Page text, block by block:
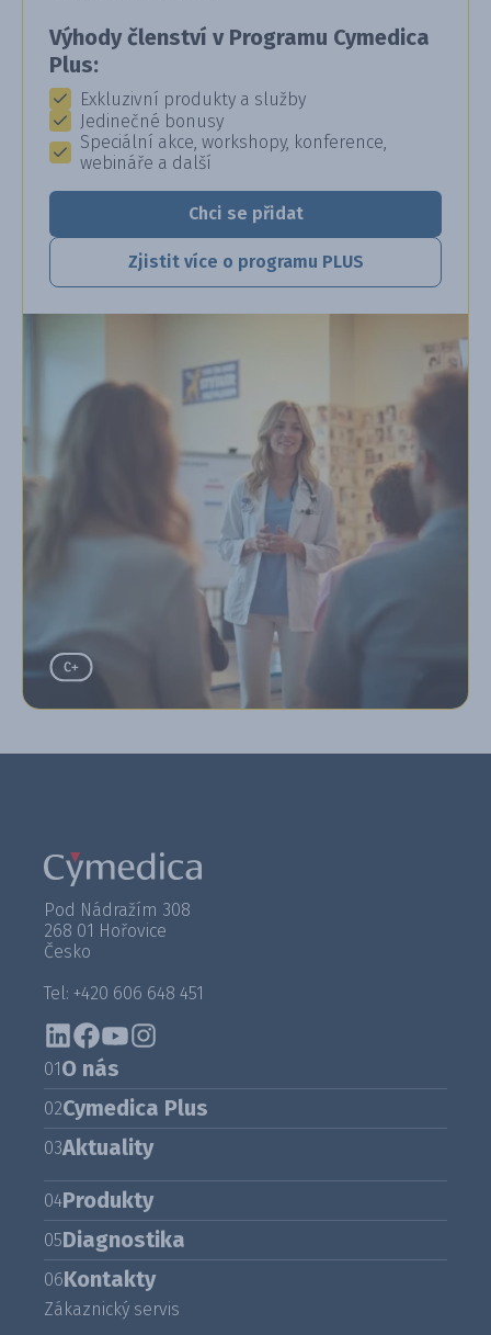
Výhody členství v Programu Cymedica
Plus:
Exkluzivní produkty a služby
Jedinečné bonusy
Speciální akce, workshopy, konference,
webináře a další
Chci se přidat
Zjistit více o programu PLUS
Pod Nádražím 308
268 01 Hořovice
Česko
Tel: +420 606 648 451
01O nás
02Cymedica Plus
03Aktuality
04Produkty
05Diagnostika
06Kontakty
Zákaznický servis